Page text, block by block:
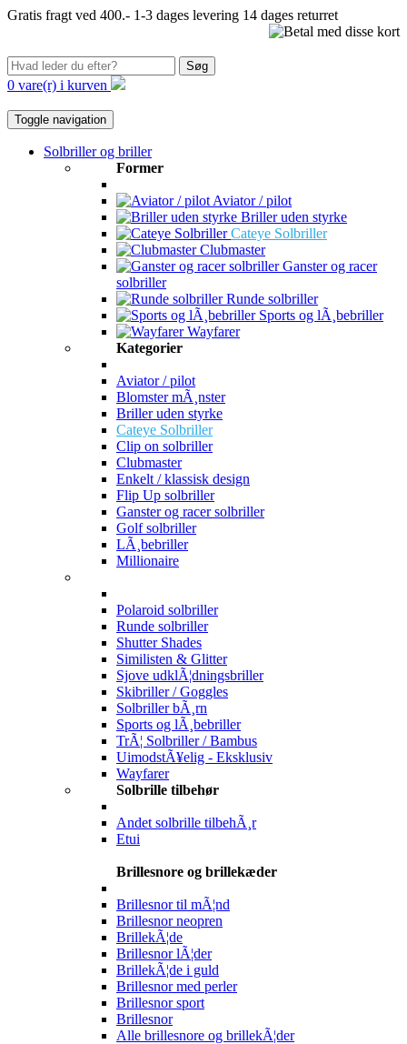
Gratis fragt ved 400.- 1-3 dages levering 14 dages returret
Søg
0 vare(r) i kurven
Toggle navigation
Solbriller og briller
Former
Aviator / pilot
Briller uden styrke
Cateye Solbriller
Clubmaster
Ganster og racer
solbriller
Runde solbriller
Sports og lÃ¸bebriller
Wayfarer
Kategorier
Aviator / pilot
Blomster mÃ¸nster
Briller uden styrke
Cateye Solbriller
Clip on solbriller
Clubmaster
Enkelt / klassisk design
Flip Up solbriller
Ganster og racer solbriller
Golf solbriller
LÃ¸bebriller
Millionaire
Polaroid solbriller
Runde solbriller
Shutter Shades
Similisten & Glitter
Sjove udklÃ¦dningsbriller
Skibriller / Goggles
Solbriller bÃ¸rn
Sports og lÃ¸bebriller
TrÃ¦ Solbriller / Bambus
UimodstÃ¥elig - Eksklusiv
Wayfarer
Solbrille tilbehør
Andet solbrille tilbehÃ¸r
Etui
Brillesnore og brillekæder
Brillesnor til mÃ¦nd
Brillesnor neopren
BrillekÃ¦de
Brillesnor lÃ¦der
BrillekÃ¦de i guld
Brillesnor med perler
Brillesnor sport
Brillesnor
Alle brillesnore og brillekÃ¦der